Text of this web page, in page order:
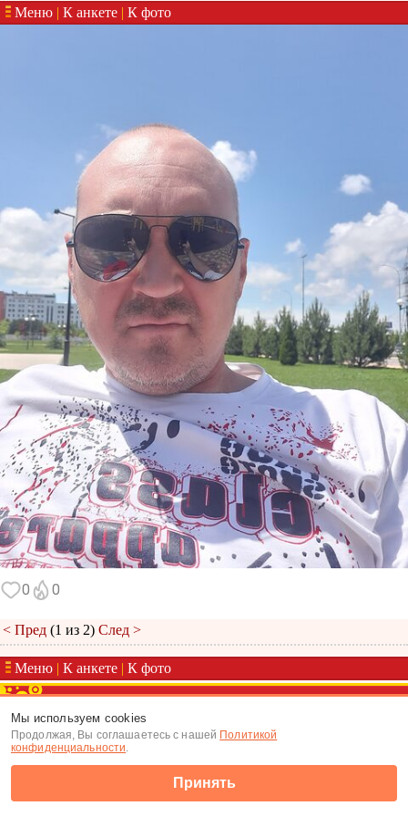
Меню | К анкете | К фото
0 0
< Пред (1 из 2) След >
Меню | К анкете | К фото
(c) Tabor.ru 2026
Мы используем cookies
Продолжая, Вы соглашаетесь с нашей Политикой
конфиденциальности.
Принять